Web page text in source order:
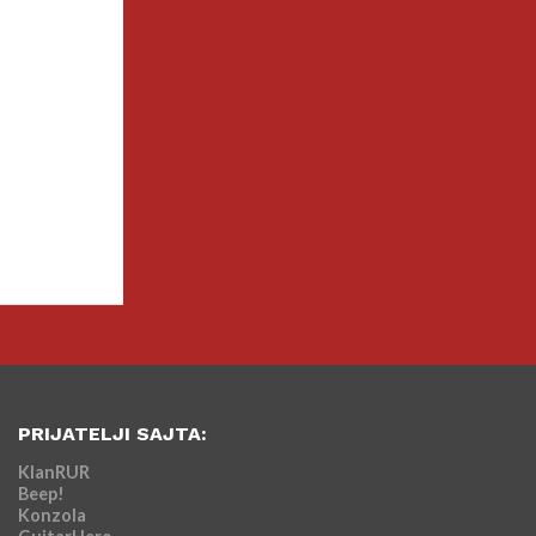
PRIJATELJI SAJTA:
KlanRUR
Beep!
Konzola